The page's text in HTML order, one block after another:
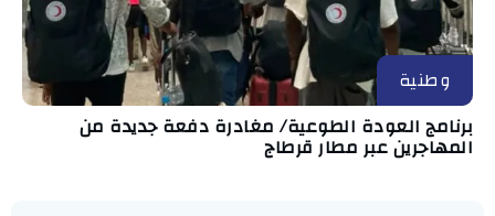
وطنية
برنامج العودة الطوعية/ مغادرة دفعة جديدة من
المهاجرين عبر مطار قرطاج